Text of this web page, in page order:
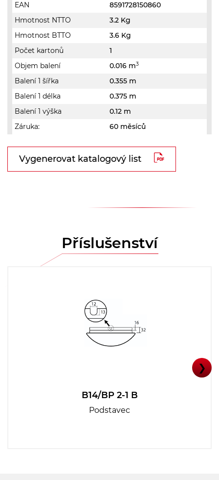
EAN
8591728150860
Hmotnost NTTO
3.2 Kg
Hmotnost BTTO
3.6 Kg
Počet kartonů
1
Objem balení
0.016 m3
Balení 1 šířka
0.355 m
Balení 1 délka
0.375 m
Balení 1 výška
0.12 m
Záruka:
60 měsíců
Vygenerovat katalogový list
Příslušenství
B14/BP 2-1 B
Podstavec
❯